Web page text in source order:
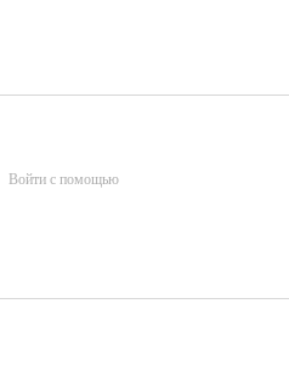
Войти с помощью